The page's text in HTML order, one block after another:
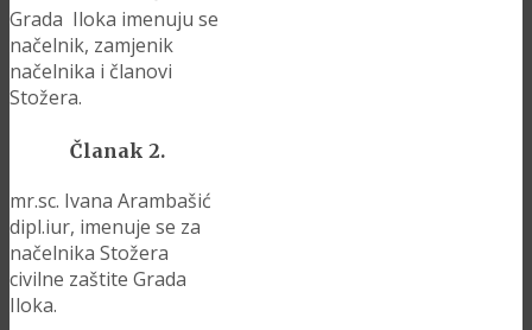
Grada Iloka imenuju se
načelnik, zamjenik
načelnika i članovi
Stožera.
Članak 2.
mr.sc. Ivana Arambašić
dipl.iur, imenuje se za
načelnika Stožera
civilne zaštite Grada
Iloka.